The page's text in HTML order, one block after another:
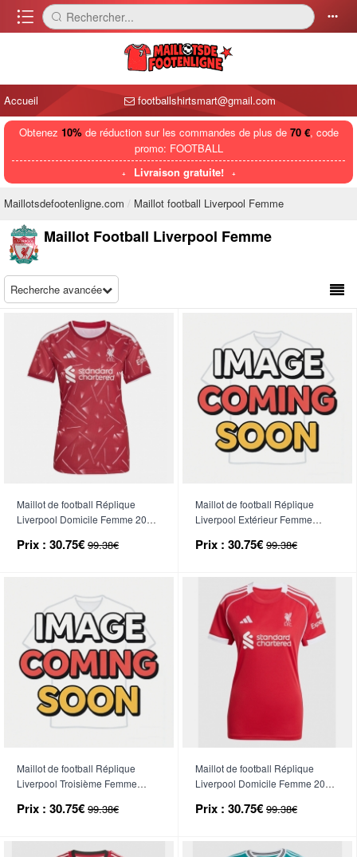
󰈍 󰅼 Rechercher... 󰄒
Accueil footballshirtsmart@gmail.com
Obtenez 10%de réduction sur les commandes de plus de 70 €, code
promo: FOOTBALL
Livraison gratuite!
Maillotsdefootenligne.com Maillot football Liverpool Femme
Maillot Football Liverpool Femme
Recherche avancée
Maillot de football Réplique
Liverpool Domicile Femme 2026-
Prix : 30.75€ 99.38€
Maillot de football Réplique
Liverpool Extérieur Femme
Prix : 30.75€ 99.38€
Maillot de football Réplique
Liverpool Troisième Femme
Prix : 30.75€ 99.38€
Maillot de football Réplique
Liverpool Domicile Femme 2025-
Prix : 30.75€ 99.38€